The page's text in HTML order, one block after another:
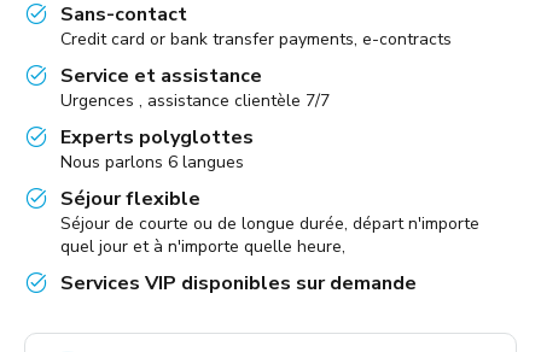
Sans-contact
Credit card or bank transfer payments, e-contracts
Service et assistance
Urgences , assistance clientèle 7/7
Experts polyglottes
Nous parlons 6 langues
Séjour flexible
Séjour de courte ou de longue durée, départ n'importe
quel jour et à n'importe quelle heure,
Services VIP disponibles sur demande